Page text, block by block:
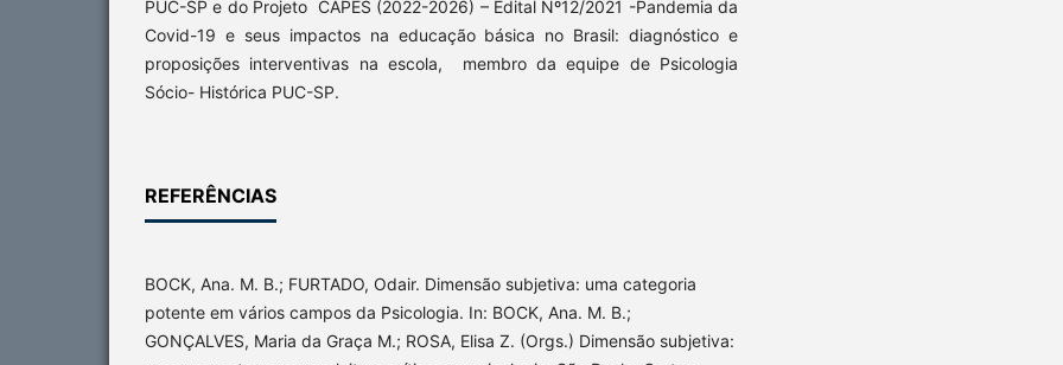
PUC-SP e do Projeto CAPES (2022-2026) – Edital Nº12/2021 -Pandemia da
Covid-19 e seus impactos na educação básica no Brasil: diagnóstico e
proposições interventivas na escola, membro da equipe de Psicologia
Sócio- Histórica PUC-SP.
REFERÊNCIAS
BOCK, Ana. M. B.; FURTADO, Odair. Dimensão subjetiva: uma categoria
potente em vários campos da Psicologia. In: BOCK, Ana. M. B.;
GONÇALVES, Maria da Graça M.; ROSA, Elisa Z. (Orgs.) Dimensão subjetiva: